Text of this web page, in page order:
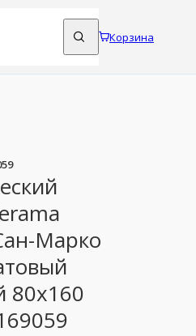
Корзина
Марко
80x160